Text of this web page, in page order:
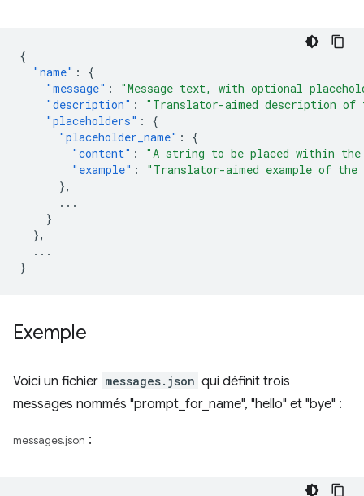
{
"name" :
{
"message" :
"Message text, with optional
"description" :
"Translator-aimed description of
"placeholders" :
{
"placeholder_name" :
{
"content" :
"A string to be placed within the
"example" :
"Translator-aimed example of
},
...
}
},
...
}
Exemple
Voici un fichier messages.json qui définit trois
messages nommés "prompt_for_name", "hello" et "bye" :
messages.json :